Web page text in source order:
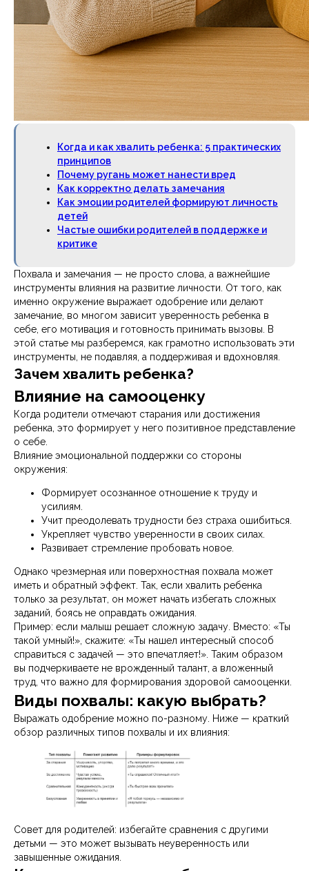
Когда и как хвалить ребенка: 5 практических
принципов
Почему ругань может нанести вред
Как корректно делать замечания
Как эмоции родителей формируют личность
детей
Частые ошибки родителей в поддержке и
критике
Похвала и замечания — не просто слова, а важнейшие
инструменты влияния на развитие личности. От того, как
именно окружение выражает одобрение или делают
замечание, во многом зависит уверенность ребенка в
себе, его мотивация и готовность принимать вызовы. В
этой статье мы разберемся, как грамотно использовать эти
инструменты, не подавляя, а поддерживая и вдохновляя.
Зачем хвалить ребенка?
Влияние на самооценку
Когда родители отмечают старания или достижения
ребенка, это формирует у него позитивное представление
о себе.
Влияние эмоциональной поддержки со стороны
окружения:
Формирует осознанное отношение к труду и
усилиям.
Учит преодолевать трудности без страха ошибиться.
Укрепляет чувство уверенности в своих силах.
Развивает стремление пробовать новое.
Однако чрезмерная или поверхностная похвала может
иметь и обратный эффект. Так, если хвалить ребенка
только за результат, он может начать избегать сложных
заданий, боясь не оправдать ожидания.
Пример: если малыш решает сложную задачу. Вместо: «Ты
такой умный!», скажите: «Ты нашел интересный способ
справиться с задачей — это впечатляет!». Таким образом
вы подчеркиваете не врожденный талант, а вложенный
труд, что важно для формирования здоровой самооценки.
Виды похвалы: какую выбрать?
Выражать одобрение можно по-разному. Ниже — краткий
обзор различных типов похвалы и их влияния:
Совет для родителей: избегайте сравнения с другими
детьми — это может вызывать неуверенность или
завышенные ожидания.